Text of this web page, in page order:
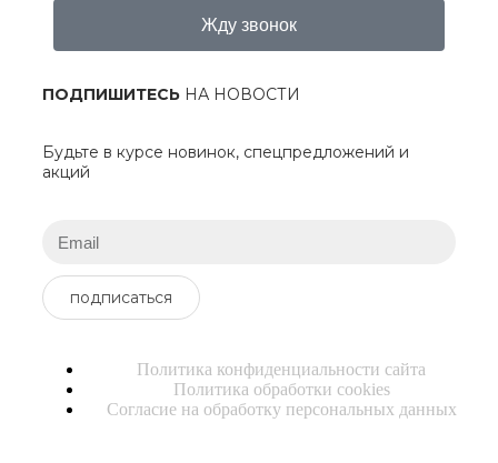
Жду звонок
ПОДПИШИТЕСЬ НА НОВОСТИ
Будьте в курсе новинок, спецпредложений и
акций
подписаться
Политика конфиденциальности сайта
Политика обработки cookies
Согласие на обработку персональных данных